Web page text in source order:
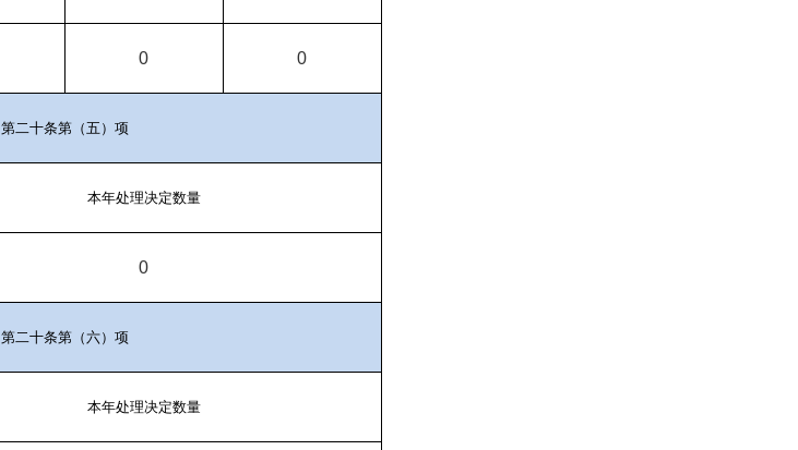
0 0
第二十条第（五）项
本年处理决定数量
0
第二十条第（六）项
本年处理决定数量